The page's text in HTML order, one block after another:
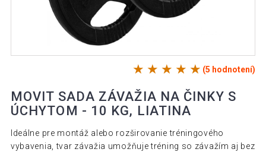
(5 hodnotení)
MOVIT SADA ZÁVAŽIA NA ČINKY S
ÚCHYTOM - 10 KG, LIATINA
Ideálne pre montáž alebo rozširovanie tréningového
vybavenia, tvar závažia umožňuje tréning so závažím aj bez